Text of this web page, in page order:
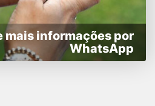
mais informações por
WhatsApp